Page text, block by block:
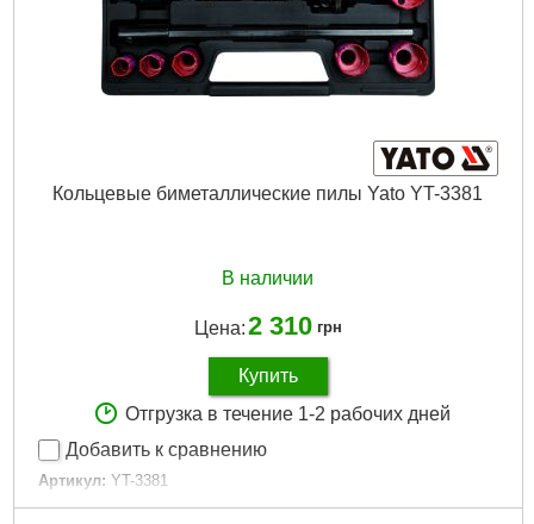
Кольцевые биметаллические пилы Yato YT-3381
В наличии
Цена:2 310 грн
Купить
Отгрузка в течение 1-2 рабочих дней
Добавить к сравнению
Артикул: YT-3381
Код товара: 16.23.54